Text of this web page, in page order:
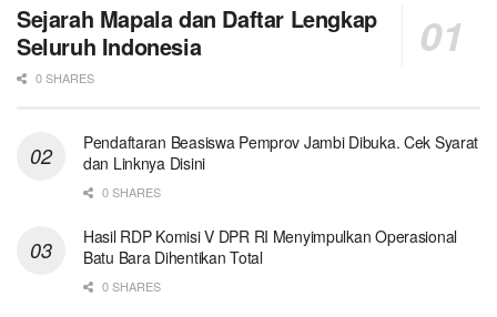
Sejarah Mapala dan Daftar Lengkap
Seluruh Indonesia
0 SHARES
Pendaftaran Beasiswa Pemprov Jambi Dibuka. Cek Syarat
dan Linknya Disini
0 SHARES
Hasil RDP Komisi V DPR RI Menyimpulkan Operasional
Batu Bara Dihentikan Total
0 SHARES